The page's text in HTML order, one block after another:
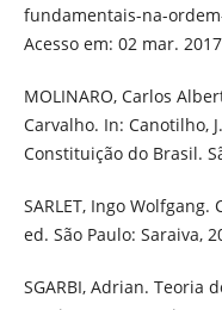
fundamentais-na-
Acesso em: 02 mar.
MOLINARO, Carlos
Carvalho. In: Canotilho,
Constituição do Brasil.
SARLET, Ingo
ed. São Paulo: Saraiva,
SGARBI, Adrian. Teoria